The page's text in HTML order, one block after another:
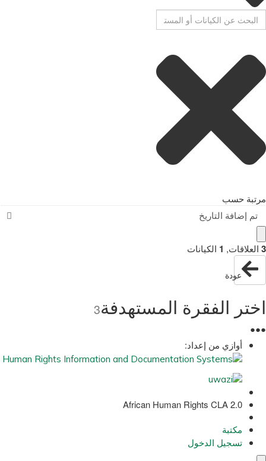
مرتبة حسب
تم إضافة التاريخ
3 العلاقات,
1 الكيانات
عودة
اختر الفقرة المستهدفة3
●
●
●
أوازي من إعداد:
African Human Rights CLA 2.0
مكتبة
تسجيل الدخول